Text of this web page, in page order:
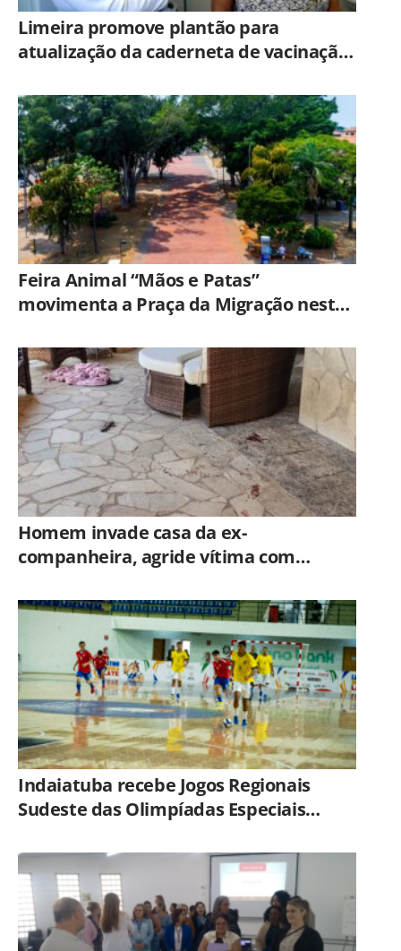
Limeira promove plantão para
atualização da caderneta de vacinação
Feira Animal “Mãos e Patas”
movimenta a Praça da Migração neste
Homem invade casa da ex-
companheira, agride vítima com
GCM de Limeira
Indaiatuba recebe Jogos Regionais
Sudeste das Olimpíadas Especiais